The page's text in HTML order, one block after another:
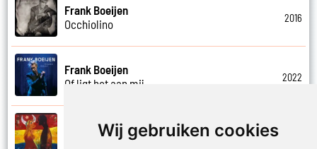
Wij gebruiken cookies
Frank Boeijen
Occhiolino
2016
Frank Boeijen
Of ligt het aan mij
2022
Frank Boeijen